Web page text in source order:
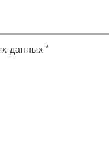
данных *